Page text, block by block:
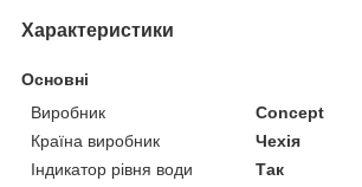
Характеристики
Основні
Виробник
Concept
Країна виробник
Чехія
Індикатор рівня води
Так